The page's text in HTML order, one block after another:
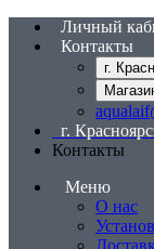
Личный
Контакты
г.
г.
Контакты
Меню
О нас